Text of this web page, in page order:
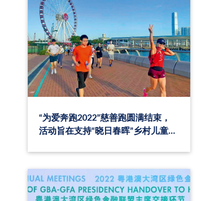
“为爱奔跑2022”慈善跑圆满结束，
活动旨在支持“晓日春晖”乡村儿童创